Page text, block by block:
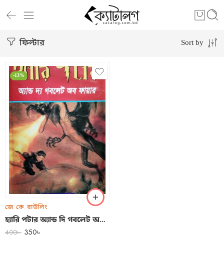
ফিল্টার Sort by
-13%
জে. কে. রাউলিং
হ্যারি পটার অ্যান্ড দি গবলেট অফ ফায়ার
400৳ 350৳